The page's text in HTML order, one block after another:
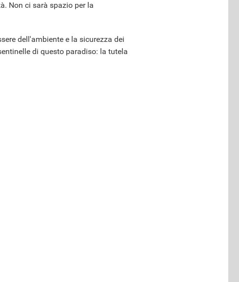
Non ci sarà spazio per la
dell'ambiente e la sicurezza dei
di questo paradiso: la tutela